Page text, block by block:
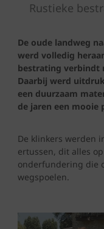
Rustieke
De oude landweg
werd volledig
bestrating verbindt
Daarbij werd
een duurzaam
de jaren een
De klinkers werden
ertussen, dit alles
onderfundering die
wegspoelen.